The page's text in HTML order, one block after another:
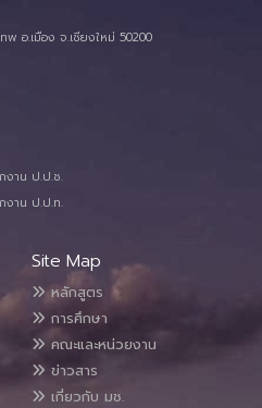
อ.เมือง จ.เชียงใหม่ 50200
งาน ป.ป.ช.
งาน ป.ป.ท.
Site Map
หลักสูตร
การศึกษา
คณะและหน่วยงาน
ข่าวสาร
เกี่ยวกับ มช.